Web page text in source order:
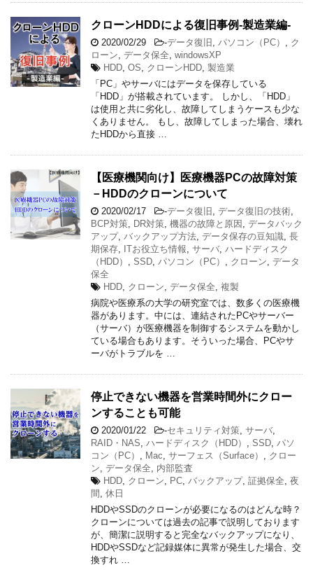
クローンHDDによる復旧事例-製造業編-
2020/02/29 -データ復旧 パソコン（PC）
ク
ローン データ保全 windowsXP
HDD OS クローンHDD 製造業
「PC」やサーバにはデータを保存している
「HDD」が搭載されています。 しかし、「HDD」
は使用と共に劣化し、故障してしまうケースも少な
くありません。 もし、故障してしまった場合、壊れ
たHDDから直接 …
【医療機関向け】医療機器PCの故障対策
－HDDのクローンについて
2020/02/17 -データ復旧 データ復旧の技術
BCP対策 DR対策 機器の故障と原因 データバック
アップ, バックアップ方法 データ保存の豆知識 長
期保存 ITお役立ち情報 サーバ ハードディスク
（HDD）
SSD パソコン（PC） クローン データ
保全
HDD クローン データ保全 複製
病院や医療系の大学の研究室では、数多くの医療機
器があります。中には、連結されたPCやサーバー
（サーバ）が医療機器を制御するシステムを動かし
ている場合もあります。そういった場合、PCやサ
ーバがトラブルを …
停止できない機器を営業時間外にクロー
ンすることも可能
2020/01/22 -セキュリティ対策 サーバ
RAID・NAS ハードディスク（HDD） SSD パソ
コン（PC）
Mac サーフェス（Surface）
クロー
ン データ保全
内部監査
HDD クローン PC バックアップ, 証拠保全 夜
間 休日
HDDやSSDのクローンが必要になるのはどんな時？
クローンについては過去の記事で説明しております
が、簡潔に説明すると完全なバックアップになり、
HDDやSSDなど記録媒体に異常が発生した場合、交
換すれ …